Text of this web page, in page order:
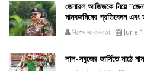
জেনারল আজিজকে নিয়ে
মানবজমিনের প্রতিবেদন
বিশেষ সংবাদদাতা June
লাল-সবুজের জার্সিতে মাঠে